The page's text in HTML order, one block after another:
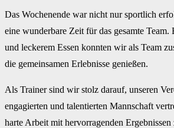
Das Wochenende war nicht nur sportlich
eine wunderbare Zeit für das gesamte Team.
und leckerem Essen konnten wir als Team
die gemeinsamen Erlebnisse genießen.
Als Trainer sind wir stolz darauf, unseren
engagierten und talentierten Mannschaft
harte Arbeit mit hervorragenden Ergebnissen